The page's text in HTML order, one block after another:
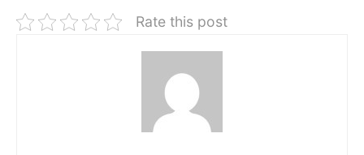
Rate this post